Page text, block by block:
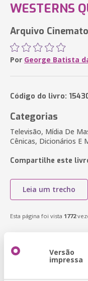
WESTERNS
Arquivo
Por George Batista
Código do livro:
Categorias
Televisão, Mídia De
Cênicas, Dicionários E
Compartilhe este
Leia um trecho
Esta página foi vista 1772
Versão
impressa